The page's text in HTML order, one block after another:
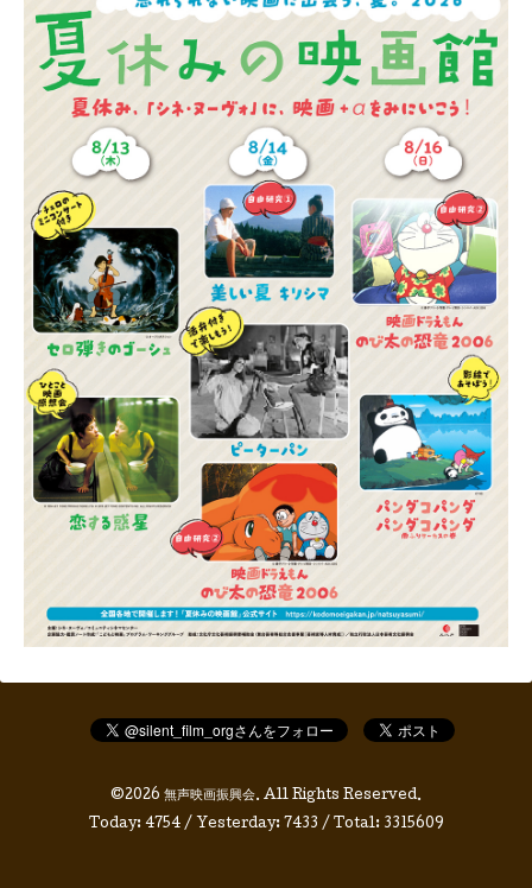
©2026 無声映画振興会. All Rights Reserved.
Today: 4754/ Yesterday: 7433 / Total: 3315609